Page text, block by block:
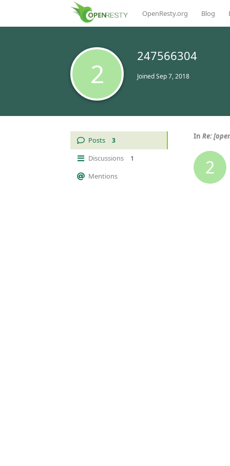
OpenResty.org Blog
2
247566304
JoinedSep 7, 2018
Posts 3
Discussions 1
Mentions
In Re:
2